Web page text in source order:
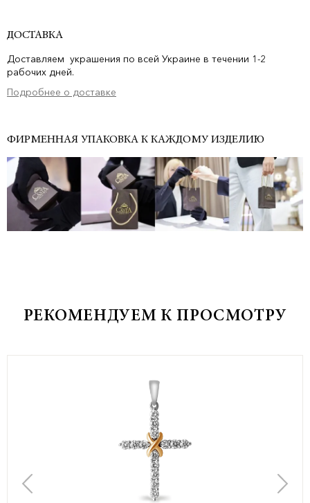
ДОСТАВКА
Доставляем украшения по всей Украине в течении 1-2
рабочих дней.
Подробнее о доставке
ФИРМЕННАЯ УПАКОВКА К КАЖДОМУ ИЗДЕЛИЮ
РЕКОМЕНДУЕМ К ПРОСМОТРУ